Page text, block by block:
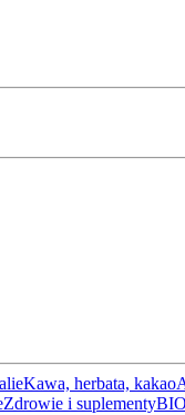
Kawa, herbata, kakao
Zdrowie i suplementyBIO